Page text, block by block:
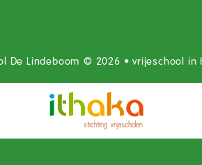
De Lindeboom © 2026 • vrijeschool in